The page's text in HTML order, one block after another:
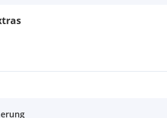
Motorräder unter
LEIBNITZ ODER VILLACH